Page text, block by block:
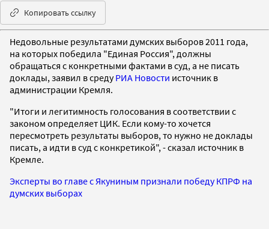
Копировать ссылку
Недовольные результатами думских выборов 2011 года,
на которых победила "Единая Россия", должны
обращаться с конкретными фактами в суд, а не писать
доклады, заявил в средуРИА Новости источник в
администрации Кремля.
"Итоги и легитимность голосования в соответствии с
законом определяет ЦИК. Если кому-то хочется
пересмотреть результаты выборов, то нужно не доклады
писать, а идти в суд с конкретикой", - сказал источник в
Кремле.
Эксперты во главе с Якуниным признали победу КПРФ на
думских выборах